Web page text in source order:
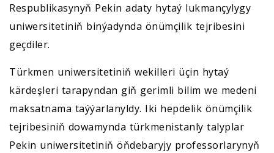
Respublikasynyň Pekin adaty hytaý lukmançylygy
uniwersitetiniň binýadynda önümçilik tejribesini
geçdiler.
Türkmen uniwersitetiniň wekilleri üçin hytaý
kärdeşleri tarapyndan giň gerimli bilim we medeni
maksatnama taýýarlanyldy. Iki hepdelik önümçilik
tejribesiniň dowamynda türkmenistanly talyplar
Pekin uniwersitetiniň öňdebaryjy professorlarynyň